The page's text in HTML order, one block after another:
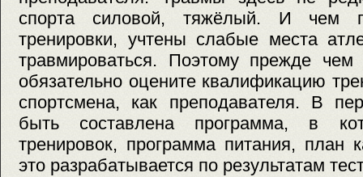
спорта силовой, тяжёлый. И чем
тренировки, учтены слабые места
травмироваться. Поэтому прежде чем
обязательно оцените квалификацию
спортсмена, как преподавателя. В
быть составлена программа, в
тренировок, программа питания, план
это разрабатывается по результатам